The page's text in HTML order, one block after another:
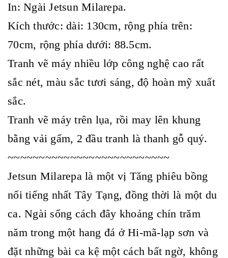
In: Ngài Jetsun Milarepa.
Kích thước: dài: 130cm, rộng phía trên:
70cm, rộng phía dưới: 88.5cm.
Tranh vẽ máy nhiều lớp công nghệ cao rất
sắc nét, màu sắc tươi sáng, độ hoàn mỹ xuất
sắc.
Tranh vẽ máy trên lụa, rồi may lên khung
bằng vải gấm, 2 đầu tranh là thanh gỗ quý.
~~~~~~~~~~~~~~~~~~~~~~~~~~
Jetsun Milarepa là một vị Tăng phiêu bồng
nổi tiếng nhất Tây Tạng, đồng thời là một du
ca. Ngài sống cách đây khoảng chín trăm
năm trong một hang đá ở Hi-mã-lạp sơn và
đặt những bài ca kệ một cách bất ngờ, không